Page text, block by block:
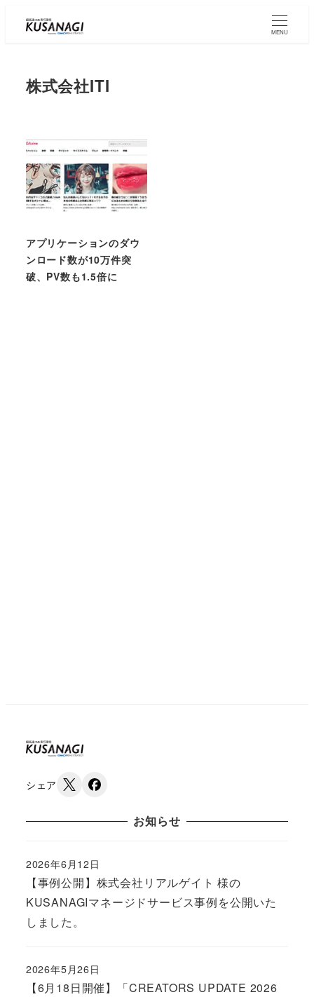
Skip
MENU
株式会社ITI
アプリケーションのダウ
ンロード数が10万件突
破、PV数も1.5倍に
シェア
お知らせ
【事例公開】株式会社リアルゲイト 様の
KUSANAGIマネージドサービス事例を公開いた
しました。
Published
2026年6月12日
【6月18日開催】「CREATORS UPDATE 2026
Published
2026年5月26日